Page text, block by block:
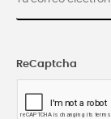
ReCaptcha